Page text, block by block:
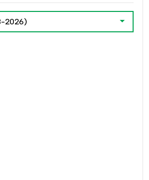
2026)